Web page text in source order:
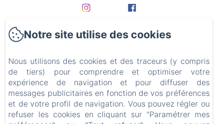
Accueil
Les chambres
Bien-Être
Detox Jeûne et Randonnée
Notre site utilise des cookies
Nous utilisons des cookies et des traceurs (y compris
de tiers) pour comprendre et optimiser votre
expérience de navigation et pour diffuser des
messages publicitaires en fonction de vos préférences
et de votre profil de navigation. Vous pouvez régler ou
refuser les cookies en cliquant sur "Paramétrer mes